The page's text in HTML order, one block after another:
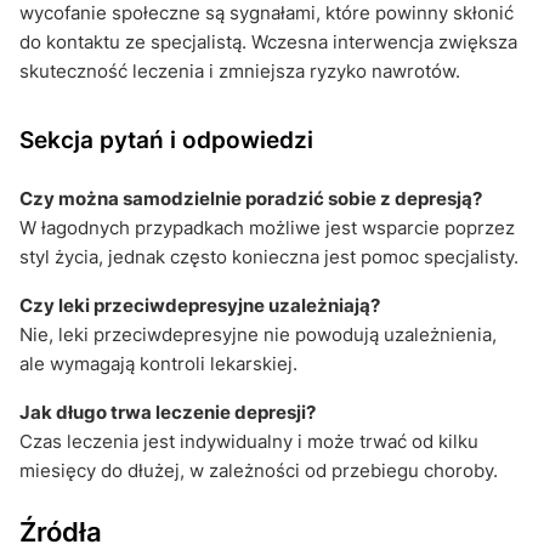
wycofanie społeczne są sygnałami, które powinny skłonić
do kontaktu ze specjalistą. Wczesna interwencja zwiększa
skuteczność leczenia i zmniejsza ryzyko nawrotów.
Sekcja pytań i odpowiedzi
Czy można samodzielnie poradzić sobie z depresją?
W łagodnych przypadkach możliwe jest wsparcie poprzez
styl życia, jednak często konieczna jest pomoc specjalisty.
Czy leki przeciwdepresyjne uzależniają?
Nie, leki przeciwdepresyjne nie powodują uzależnienia,
ale wymagają kontroli lekarskiej.
Jak długo trwa leczenie depresji?
Czas leczenia jest indywidualny i może trwać od kilku
miesięcy do dłużej, w zależności od przebiegu choroby.
Źródła